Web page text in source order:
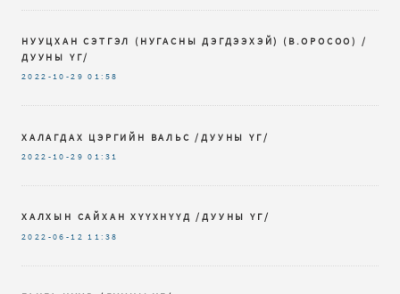
НУУЦХАН СЭТГЭЛ (НУГАСНЫ ДЭГДЭЭХЭЙ) (В.ОРОСОО) /
ДУУНЫ ҮГ/
2022-10-29 01:58
ХАЛАГДАХ ЦЭРГИЙН ВАЛЬС /ДУУНЫ ҮГ/
2022-10-29 01:31
ХАЛХЫН САЙХАН ХҮҮХНҮҮД /ДУУНЫ ҮГ/
2022-06-12 11:38